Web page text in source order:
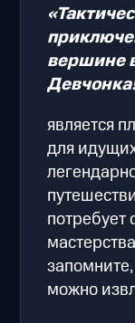
вершине
является
для
потребует
можно